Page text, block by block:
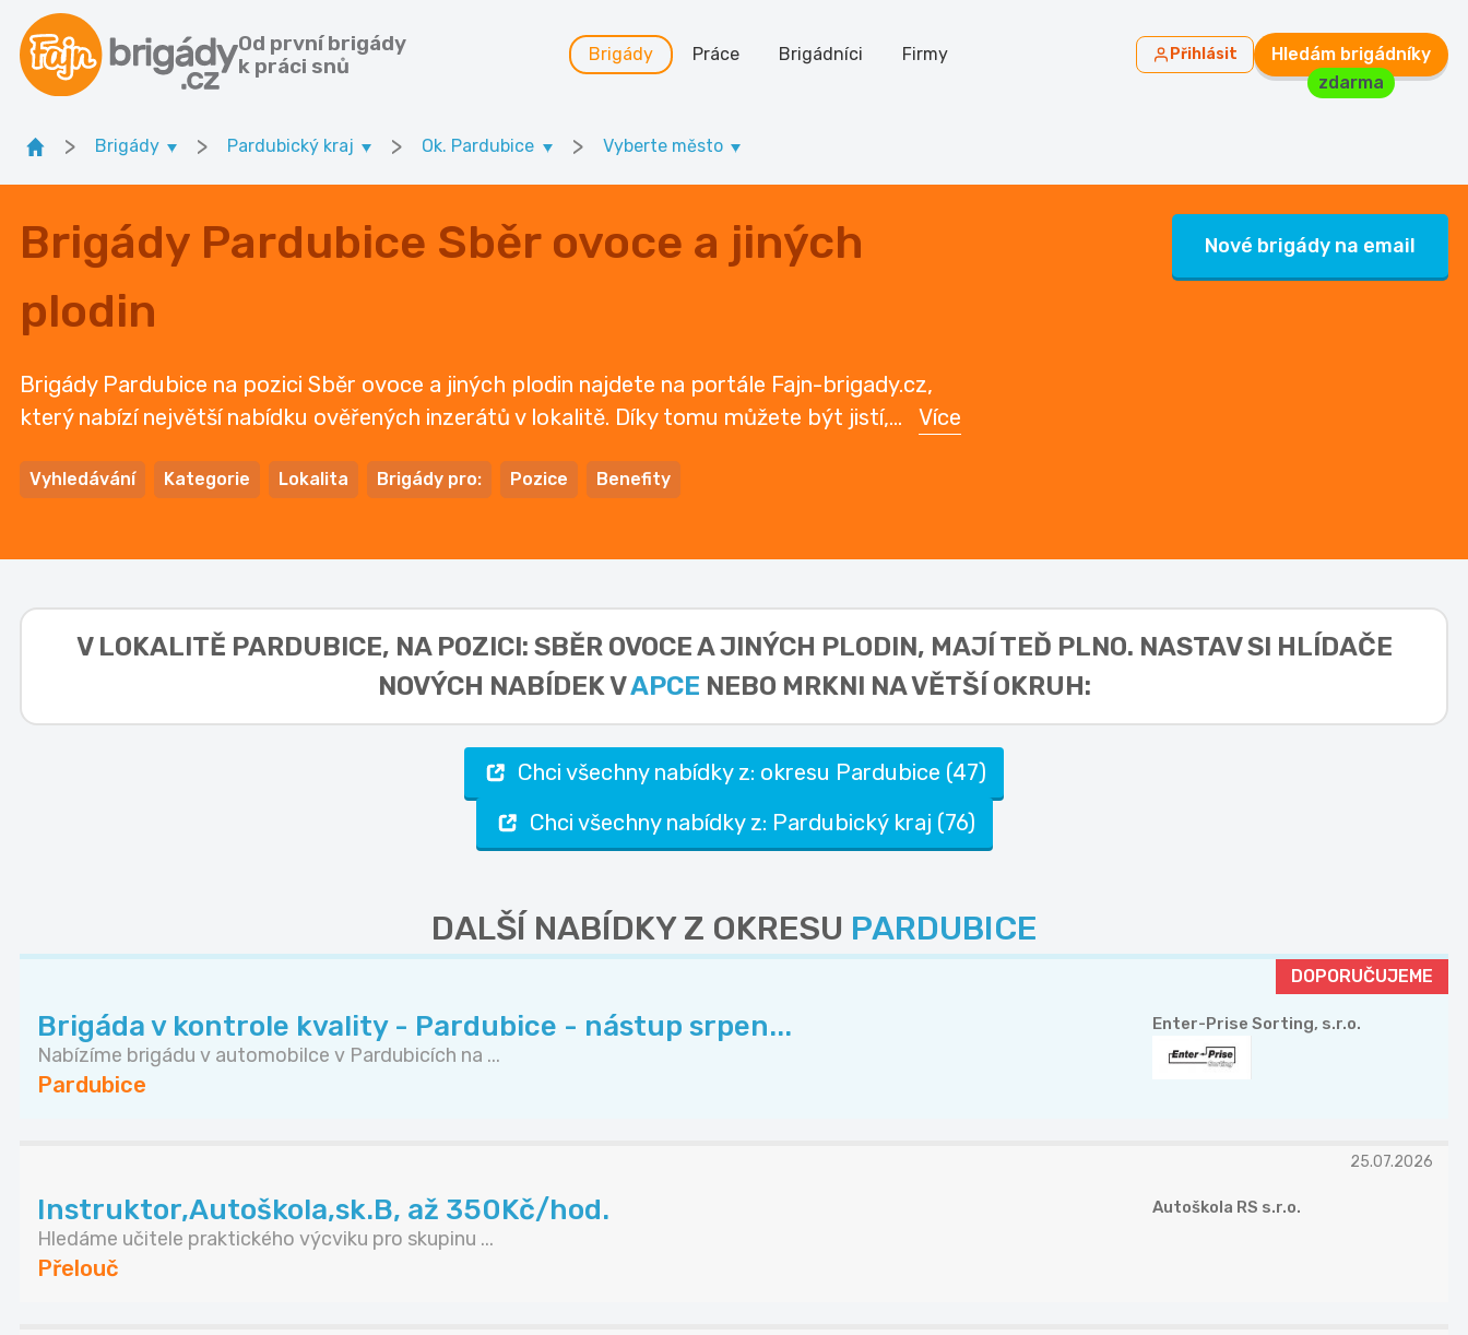
Od první brigády
k práci snů
Brigády Práce Brigádníci Firmy Přihlásit
Hledám brigádníky
zdarma
> Brigády > Pardubický kraj > Ok. Pardubice > Vyberte město
Brigády Pardubice Sběr ovoce a jiných
plodin
Brigády Pardubice na pozici Sběr ovoce a jiných plodin najdete na portále Fajn-brigady.cz,
který nabízí největší nabídku ověřených inzerátů v lokalitě. Díky tomu můžete být jistí,... Více
Vyhledávání Kategorie Lokalita Brigády pro: Pozice Benefity
Nové brigády na email
V LOKALITĚ PARDUBICE, NA POZICI: SBĚR OVOCE A JINÝCH PLODIN, MAJÍ TEĎ PLNO. NASTAV SI HLÍDAČE
NOVÝCH NABÍDEK VAPCE NEBO MRKNI NA VĚTŠÍ OKRUH:
Chci všechny nabídky z: okresu Pardubice (47)
Chci všechny nabídky z: Pardubický kraj (76)
DALŠÍ NABÍDKY Z OKRESU PARDUBICE
DOPORUČUJEME
Brigáda v kontrole kvality - Pardubice - nástup srpen...
Nabízíme brigádu v automobilce v Pardubicích na ...
Pardubice
Enter-Prise Sorting, s.r.o.
25.07.2026
Instruktor,Autoškola,sk.B, až 350Kč/hod.
Hledáme učitele praktického výcviku pro skupinu ...
Přelouč
Autoškola RS s.r.o.